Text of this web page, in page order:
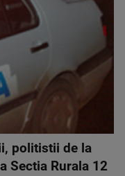
politistii de la
Sectia Rurala 12